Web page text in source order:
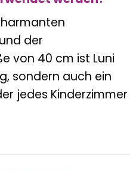
der
von 40 cm ist Luni
sondern auch ein
jedes Kinderzimmer